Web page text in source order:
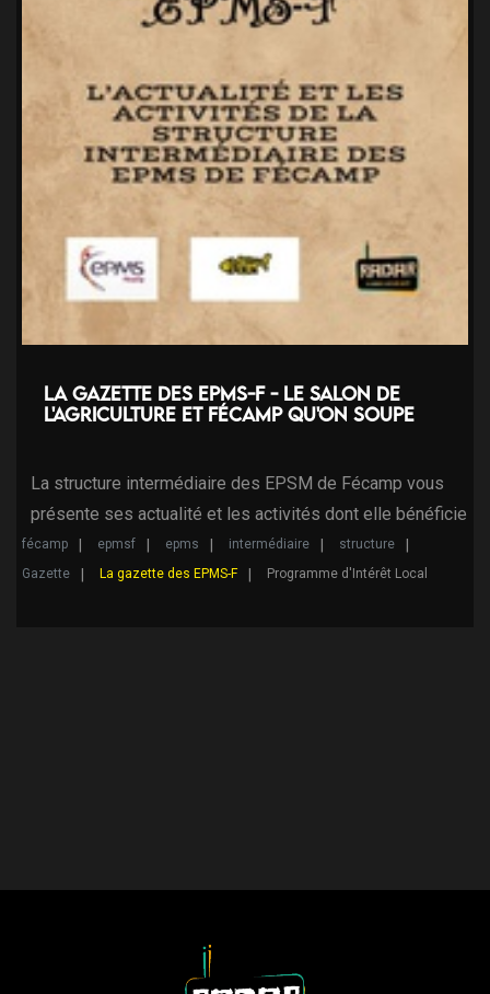
La Gazette des EPMS-F - Le salon de
l'agriculture et Fécamp qu'on soupe
La structure intermédiaire des EPSM de Fécamp vous
présente ses actualité et les activités dont elle bénéficie
fécamp epmsf epms intermédiaire
structure
Gazette
La gazette des EPMS-F Programme d'Intérêt Local